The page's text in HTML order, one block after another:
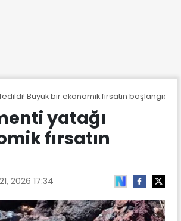
Büyük bir ekonomik fırsatın başlangıcı...
yatağı
fırsatın
2026 17:34